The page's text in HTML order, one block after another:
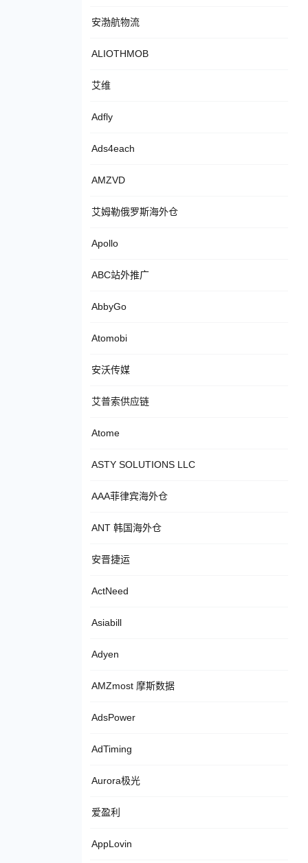
安渤航物流
ALIOTHMOB
艾维
Adfly
Ads4each
AMZVD
艾姆勒俄罗斯海外仓
Apollo
ABC站外推广
AbbyGo
Atomobi
安沃传媒
艾普索供应链
Atome
ASTY SOLUTIONS LLC
AAA菲律宾海外仓
ANT 韩国海外仓
安晋捷运
ActNeed
Asiabill
Adyen
AMZmost 摩斯数据
AdsPower
AdTiming
Aurora极光
爱盈利
AppLovin